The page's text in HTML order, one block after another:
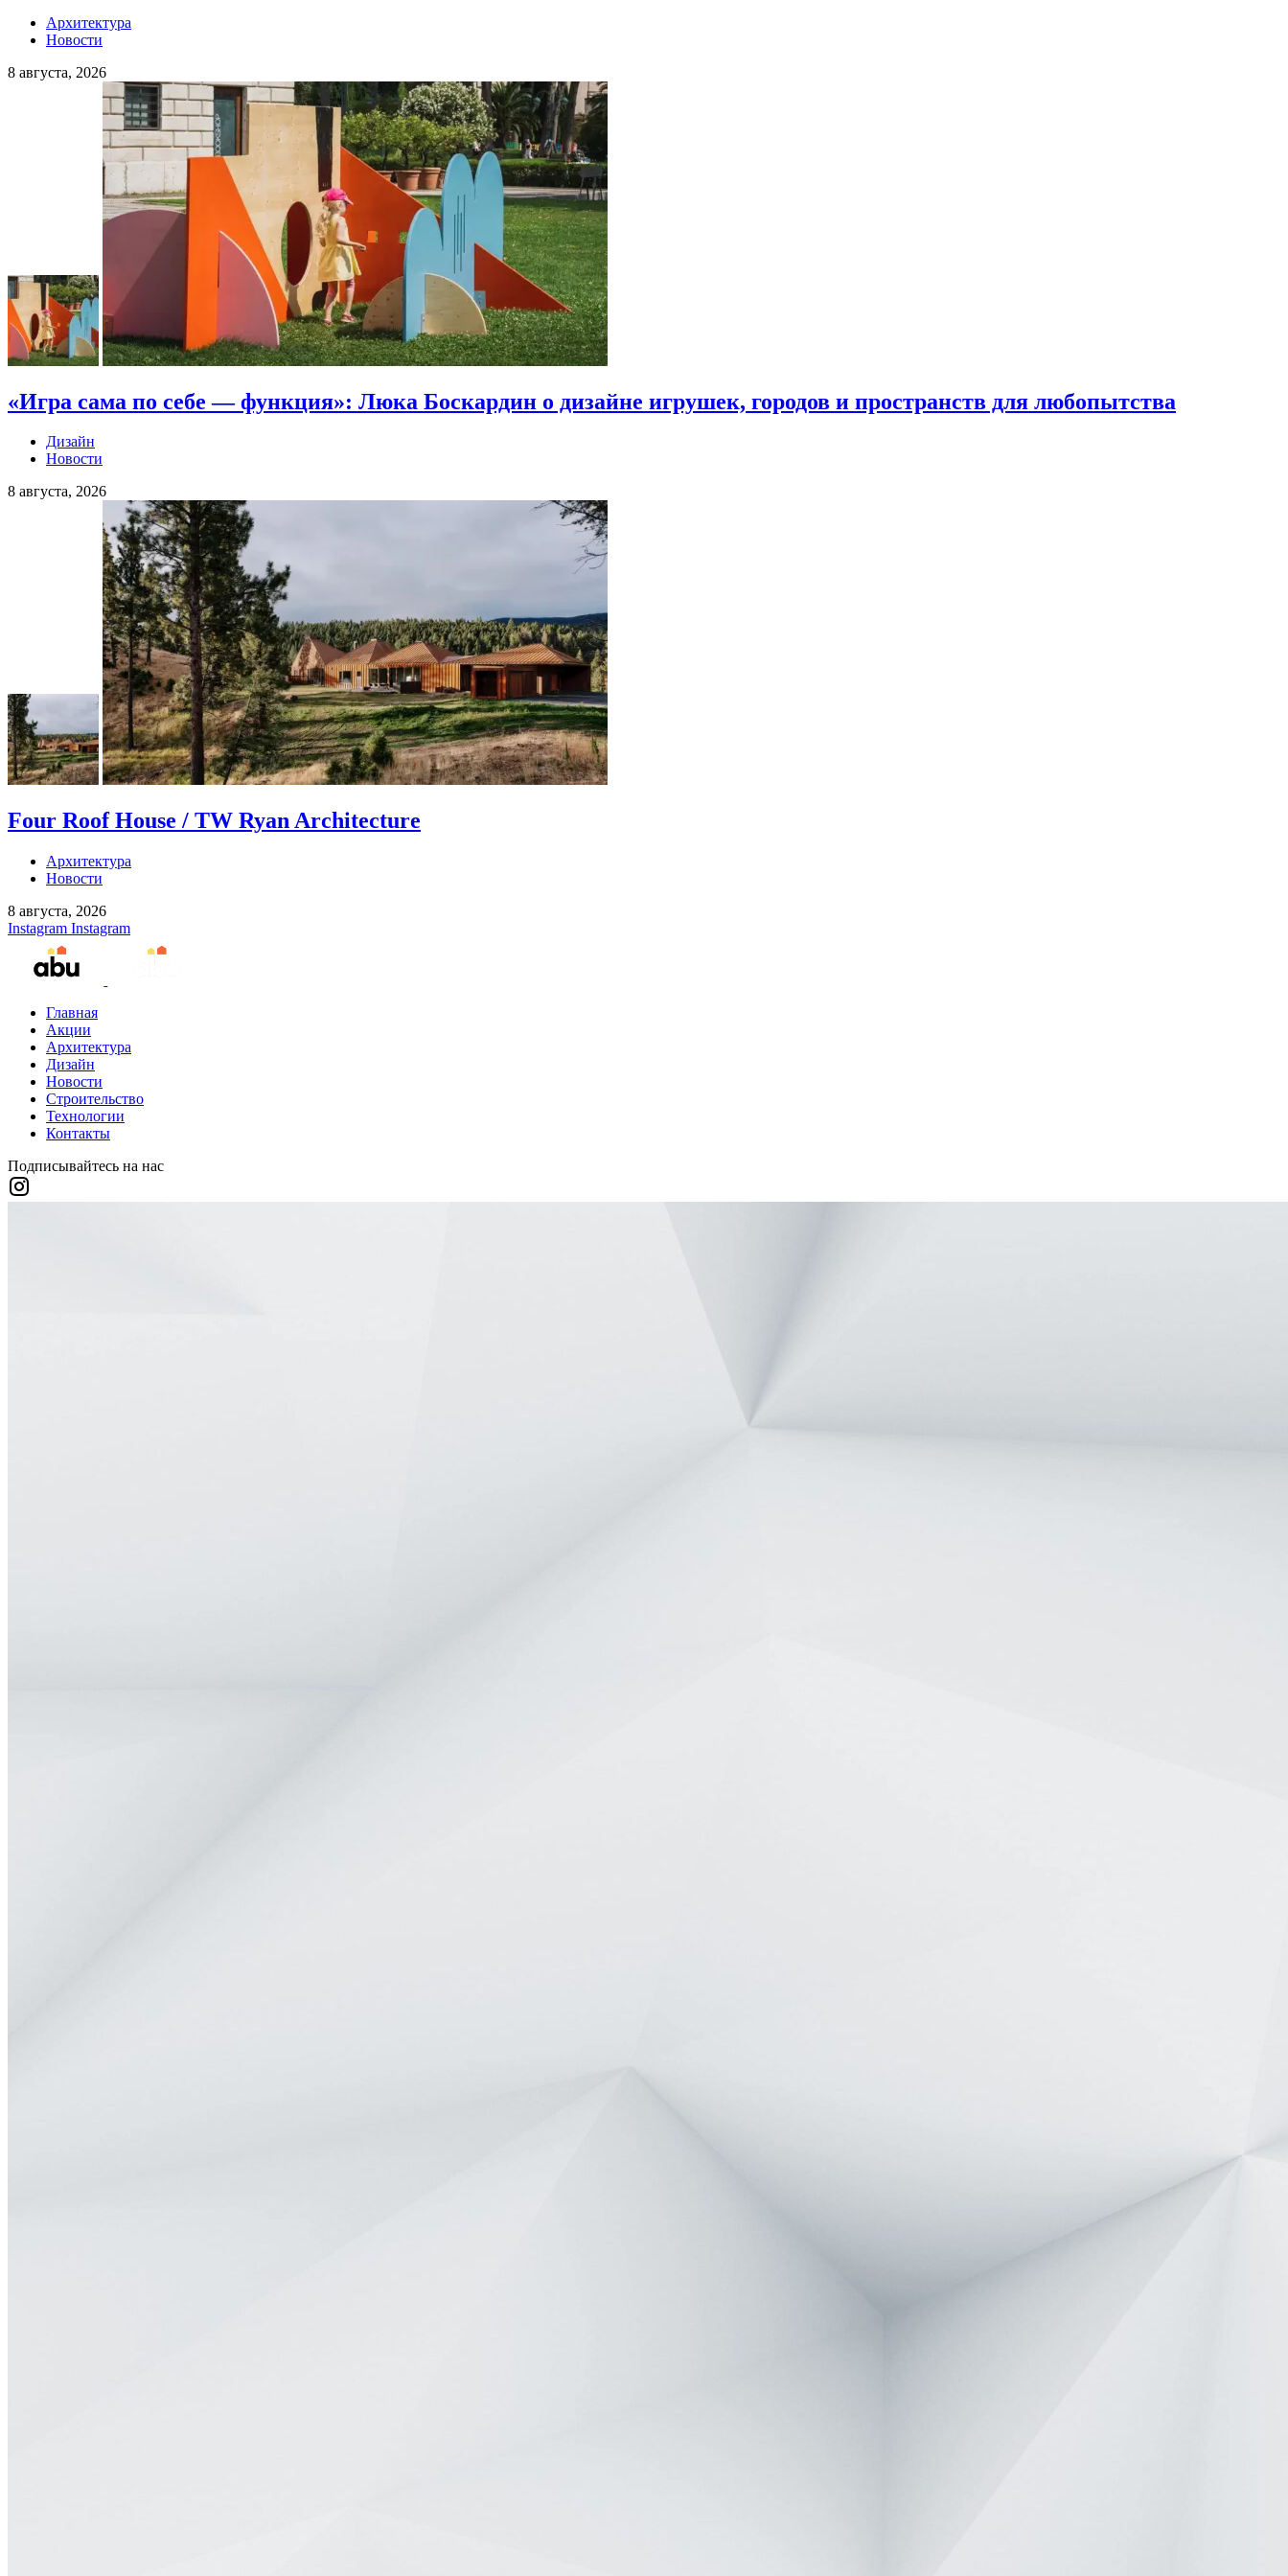
Архитектура
Новости
8 августа, 2026
«Игра сама по себе — функция»: Люка Боскардин о дизайне игрушек, городов и пространств для любопытства
Дизайн
Новости
8 августа, 2026
Four Roof House / TW Ryan Architecture
Архитектура
Новости
8 августа, 2026
Instagram Instagram
Главная
Акции
Архитектура
Дизайн
Новости
Строительство
Технологии
Контакты
Подписывайтесь на нас